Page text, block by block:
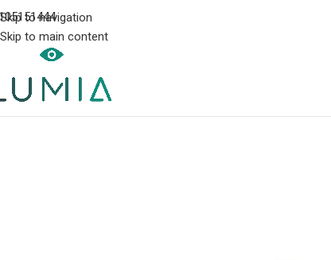
Skip to navigation
Skip to main content